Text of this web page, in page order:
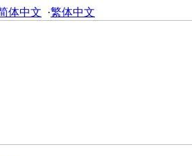
体中文 ·繁体中文